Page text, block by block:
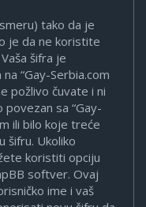
tako da je
je da ne koristite
šifra je
“Gay-Serbia.com
požlivo čuvate i ni
sa “Gay-
ili bilo koje treće
šifru. Ukoliko
koristiti opciju
softver. Ovaj
ime i vaš